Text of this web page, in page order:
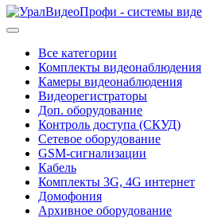
Все категории
Комплекты видеонаблюдения
Камеры видеонаблюдения
Видеорегистраторы
Доп. оборудование
Контроль доступа (СКУД)
Сетевое оборудование
GSM-сигнализации
Кабель
Комплекты 3G, 4G интернет
Домофония
Архивное оборудование